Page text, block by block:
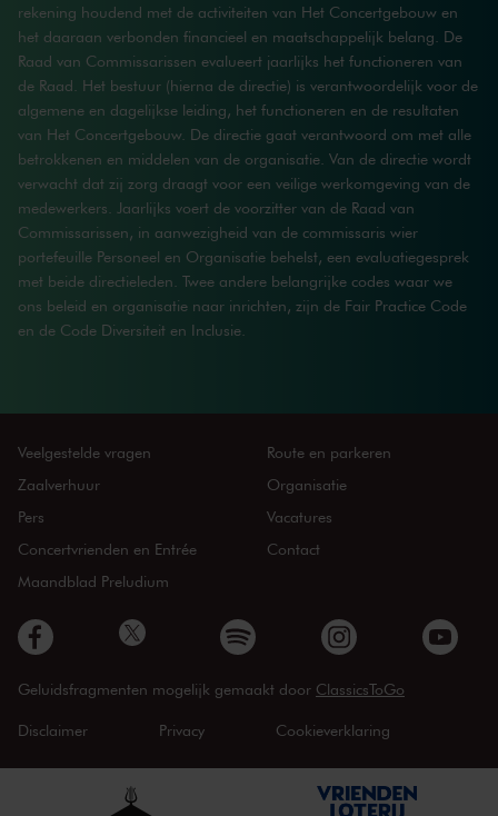
rekening houdend met de activiteiten van Het Concertgebouw en
het daaraan verbonden financieel en maatschappelijk belang. De
Raad van Commissarissen evalueert jaarlijks het functioneren van
de Raad. Het bestuur (hierna de directie) is verantwoordelijk voor de
algemene en dagelijkse leiding, het functioneren en de resultaten
van Het Concertgebouw. De directie gaat verantwoord om met alle
betrokkenen en middelen van de organisatie. Van de directie wordt
verwacht dat zij zorg draagt voor een veilige werkomgeving van de
medewerkers. Jaarlijks voert de voorzitter van de Raad van
Commissarissen, in aanwezigheid van de commissaris wier
portefeuille Personeel en Organisatie behelst, een evaluatiegesprek
met beide directieleden. Twee andere belangrijke codes waar we
ons beleid en organisatie naar inrichten, zijn de Fair Practice Code
en de Code Diversiteit en Inclusie.
Veelgestelde vragen
Zaalverhuur
Pers
Concertvrienden en Entrée
Maandblad Preludium
Route en parkeren
Organisatie
Vacatures
Contact
Geluidsfragmenten mogelijk gemaakt door ClassicsToGo
Disclaimer Privacy Cookieverklaring